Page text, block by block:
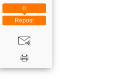
Repost
0